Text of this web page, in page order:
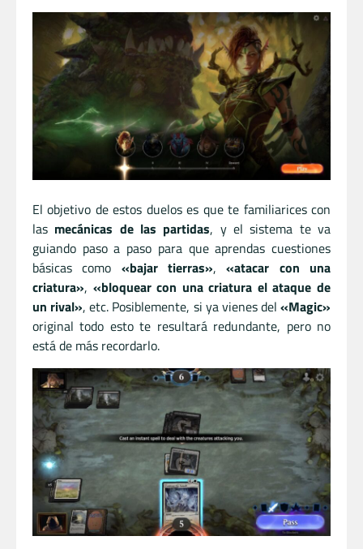
El objetivo de estos duelos es que te familiarices con
las mecánicas de las partidas, y el sistema te va
guiando paso a paso para que aprendas cuestiones
básicas como «bajar tierras»,«atacar con una
criatura», «bloquear con una criatura el ataque de
un rival», etc. Posiblemente, si ya vienes del «Magic»
original todo esto te resultará redundante, pero no
está de más recordarlo.